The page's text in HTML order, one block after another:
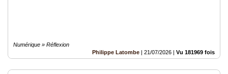
Numérique » Réflexion
Philippe Latombe | 21/07/2026 | Vu 181969 fois